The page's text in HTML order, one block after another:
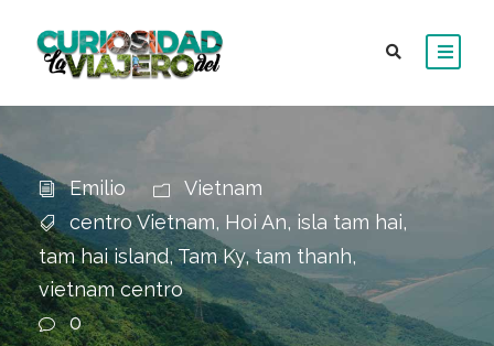
Emilio
Vietnam
centro Vietnam, Hoi An, isla tam hai,
tam hai island,Tam Ky, tam thanh,
vietnam centro
0